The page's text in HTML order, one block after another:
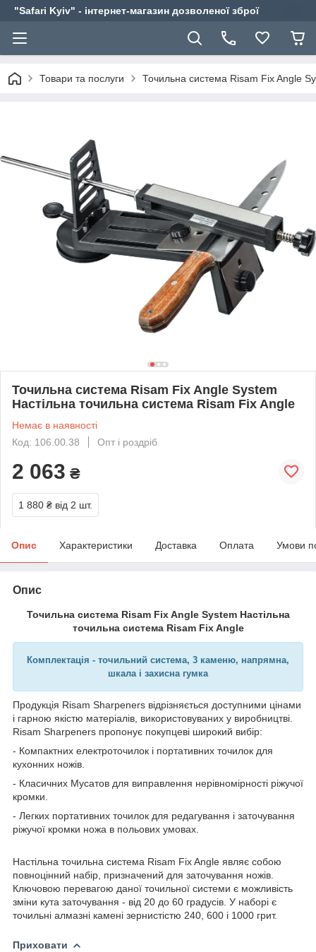
"Safari Kyiv" - інтернет-магазин дозволеної зброї
Товари та послуги Точильна система Risam Fix Angle
Точильна система Risam Fix Angle System
Настільна точильна система Risam Fix Angle
Немає в наявності
Код: 106.00.38
Опт і роздріб
2 063 ₴
1 880 ₴ від 2 шт.
Опис Характеристики Доставка Оплата Умови
Опис
Точильна система Risam Fix Angle System Настільна
точильна система Risam Fix Angle
Комплектація - точильний система, 3 каменю, напрямна,
шкала і захисна гумка
Продукція Risam Sharpeners відрізняється доступними цінами
і гарною якістю матеріалів, використовуваних у виробництві.
Risam Sharpeners пропонує покупцеві широкий вибір:
- Компактних електроточилок і портативних точилок для
кухонних ножів.
- Класичних Мусатов для виправлення нерівномірності ріжучої
кромки.
- Легких портативних точилок для редагування і заточування
ріжучої кромки ножа в польових умовах.
Настільна точильна система Risam Fix Angle являє собою
повноцінний набір, призначений для заточування ножів.
Ключовою перевагою даної точильної системи є можливість
зміни кута заточування - від 20 до 60 градусів. У наборі є
точильні алмазні камені зернистістю 240, 600 і 1000 грит.
Приховати